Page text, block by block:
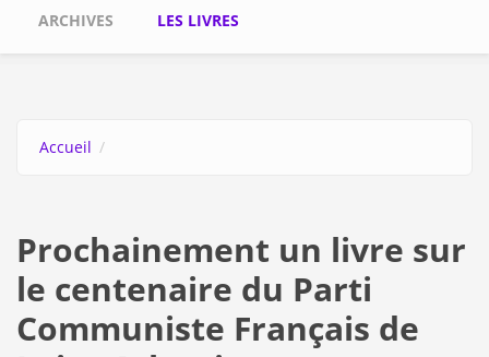
ARCHIVES LES LIVRES
Accueil
Prochainement un livre sur
le centenaire du Parti
Communiste Français de